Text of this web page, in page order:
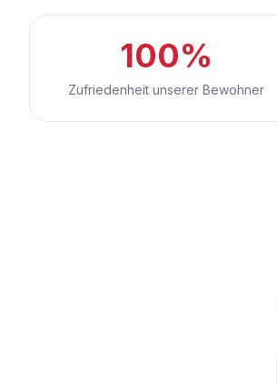
100%
Zufriedenheit unserer Bewohner